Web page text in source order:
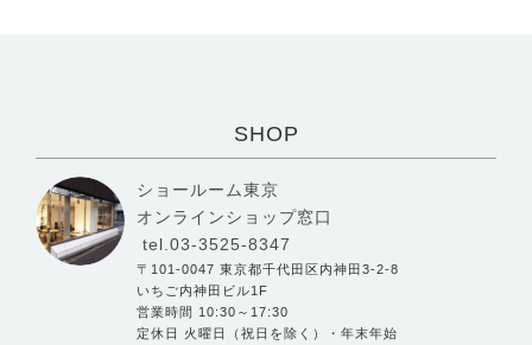
SHOP
ショールーム東京
オンラインショップ窓口
tel.03-3525-8347
〒101-0047 東京都千代田区内神田3-2-8
いちご内神田ビル1F
営業時間 10:30～17:30
定休日 火曜日（祝日を除く）・年末年始